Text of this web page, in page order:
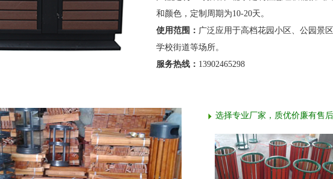
和颜色，定制周期为10-20天。
使用范围： 广泛应用于高档花园小区、公园景区
学校街道等场所。
服务热线： 13902465298
选择专业厂家，质优价廉有售后